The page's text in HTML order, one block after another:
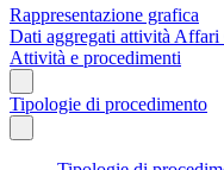
Rappresentazione grafica
Dati aggregati attività Affari
Attività e procedimenti
Tipologie di procedimento